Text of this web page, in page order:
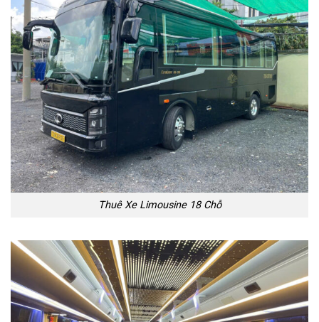
Thuê Xe Limousine 18 Chỗ